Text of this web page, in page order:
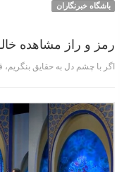
باشگاه خبرنگاران
رمز و راز مشاهده
اگر با چشم دل به حقایق